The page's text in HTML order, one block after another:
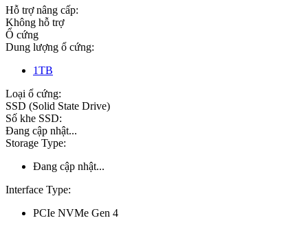
Hỗ trợ nâng cấp:
Không hỗ trợ
Ổ cứng
Dung lượng ổ cứng:
1TB
Loại ổ cứng:
SSD (Solid State Drive)
Số khe SSD:
Đang cập nhật...
Storage Type:
Đang cập nhật...
Interface Type:
PCIe NVMe Gen 4